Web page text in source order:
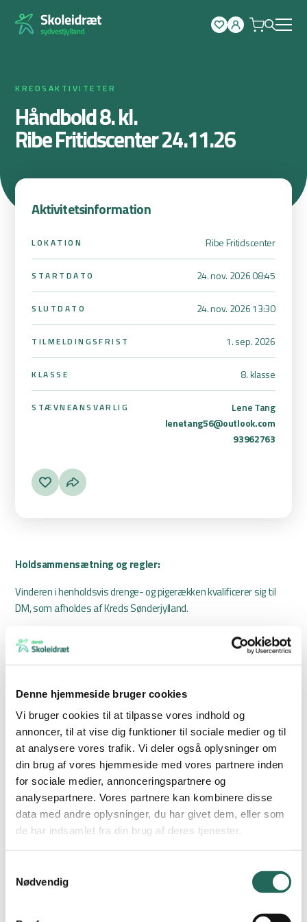
Denne hjemmeside bruger cookies
Vi bruger cookies til at tilpasse vores indhold og
annoncer, til at vise dig funktioner til sociale medier og til
at analysere vores trafik. Vi deler også oplysninger om
din brug af vores hjemmeside med vores partnere inden
for sociale medier, annonceringspartnere og
analysepartnere. Vores partnere kan kombinere disse
data med andre oplysninger, du har givet dem, eller som
de har indsamlet fra din brug af deres tjenester.
Nødvendig
KREDSAKTIVITETER
Håndbold 8. kl.
Ribe Fritidscenter 24.11.26
Aktivitetsinformation
LOKATION Ribe Fritidscenter
STARTDATO 24. nov. 2026 08:45
SLUTDATO 24. nov. 2026 13:30
TILMELDINGSFRIST 1. sep. 2026
KLASSE 8. klasse
STÆVNEANSVARLIG
Lene Tang
lenetang56@outlook.com
93962763
Holdsammensætning og regler:
Vinderen i henholdsvis drenge- og pigerækken kvalificerer sig til
DM, som afholdes af Kreds Sønderjylland.
Et hold består af elever, der går på samme årgang. Holdet må
maksimalt sammensættes af elever fra 3 klasser på
årgangen. Såfremt der er færre end 3 klasser på årgangen, kan
under (dog max 3 elever).
Eleverne må kun deltage på ét hold. Ved overtrædelse betragtes
begge hold som ulovlige.
Spilletiden afhænger af antallet af tilmeldte hold, men forventes
at være 2 x 15 minutter.
Et hold består af max. 12 spillere.
Der skal deltage mindst én lærer pr. klasse. Denne forpligter sig til
at være til disposition for stævneledelsen som dommer eller